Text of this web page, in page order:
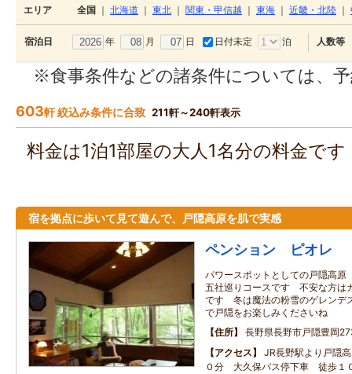
エリア 全国 北海道 東北 関東・甲信越 東海 近畿・北陸
宿泊日 年 月 日 日付未定 泊 人数等
※食事条件などの諸条件については、
603軒 絞込み条件に合致 211軒～240軒表示
料金は1泊1部屋の大人1名分の料金で
宿を拠点に歩いて見て遊んで、戸隠高原を肌で実感
ペンション ピオレ
パワースポットとしての戸隠高
五社巡りコースです 不安な方は
です 冬は魔法の粉雪のゲレンデ
で戸隠をお楽しみくださいね
住所
長野県長野市戸隠豊岡
アクセス
JR長野駅より戸隠
０分 大久保バス停下車 徒歩１